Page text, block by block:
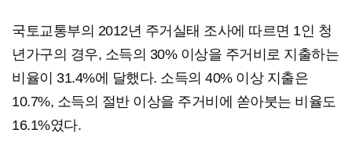
국토교통부의 2012년 주거실태 조사에 따르면 1인 청
년가구의 경우, 소득의 30% 이상을 주거비로 지출하는
비율이 31.4%에 달했다. 소득의 40% 이상 지출은
10.7%, 소득의 절반 이상을 주거비에 쏟아붓는 비율도
16.1%였다.